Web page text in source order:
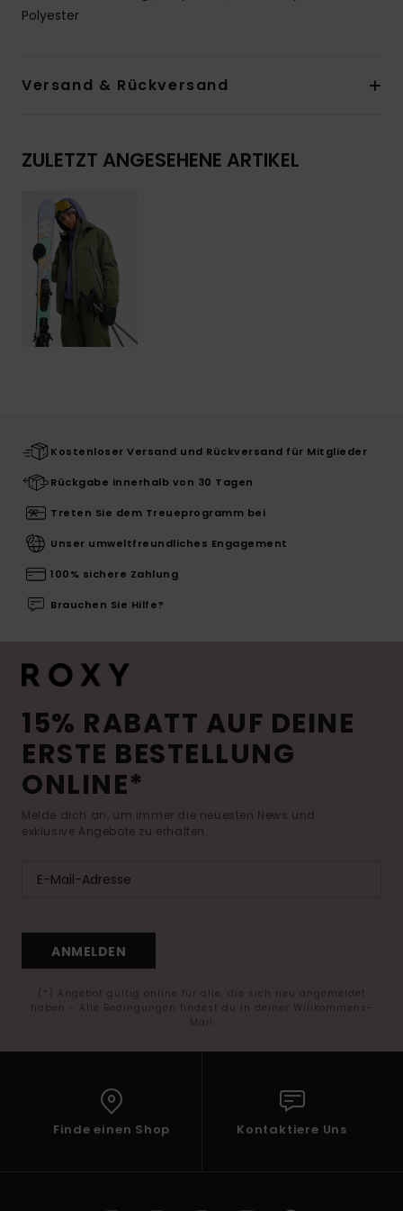
Polyester
Versand & Rückversand
ZULETZT ANGESEHENE ARTIKEL
Kostenloser Versand und Rückversand für Mitglieder
Rückgabe innerhalb von 30 Tagen
Treten Sie dem Treueprogramm bei
Unser umweltfreundliches Engagement
100% sichere Zahlung
Brauchen Sie Hilfe?
15% RABATT AUF DEINE
ERSTE BESTELLUNG
ONLINE*
Melde dich an, um immer die neuesten News und
exklusive Angebote zu erhalten.
ANMELDEN
(*) Angebot gültig online für alle, die sich neu angemeldet
haben - Alle Bedingungen findest du in deiner Willkommens-
Mail
Finde einen Shop Kontaktiere Uns